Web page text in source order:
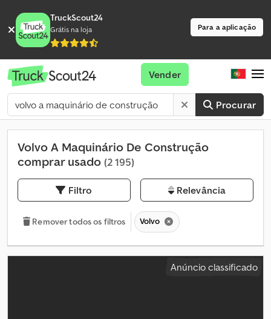
TruckScout24
Grátis na loja Para a aplicação
Procurar
Vender
Volvo A Maquinário De Construção
comprar usado (2 195)
Filtro Relevância
Remover todos os filtros Volvo
Anúncio classificado